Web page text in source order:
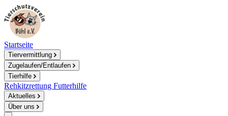
Startseite
Tiervermittlung
Zugelaufen/Entlaufen
Tierhilfe
Rehkitzrettung Futterhilfe
Aktuelles
Über uns